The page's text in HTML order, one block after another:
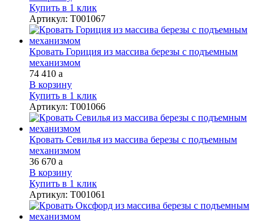
Купить в 1 клик
Артикул: Т001067
Кровать Гориция из массива березы с подъемным
механизмом
74 410 a
В корзину
Купить в 1 клик
Артикул: Т001066
Кровать Севилья из массива березы с подъемным
механизмом
36 670 a
В корзину
Купить в 1 клик
Артикул: Т001061